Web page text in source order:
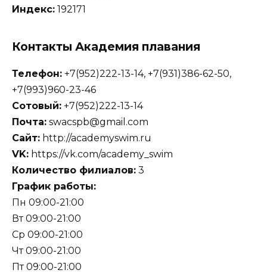
Индекс: 192171
Контакты Академия плавания
Телефон: +7(952)222-13-14, +7(931)386-62-50,
+7(993)960-23-46
Сотовый: +7(952)222-13-14
Почта: swacspb@gmail.com
Сайт: http://academyswim.ru
VK: https://vk.com/academy_swim
Количество филиалов: 3
График работы:
Пн 09:00-21:00
Вт 09:00-21:00
Ср 09:00-21:00
Чт 09:00-21:00
Пт 09:00-21:00